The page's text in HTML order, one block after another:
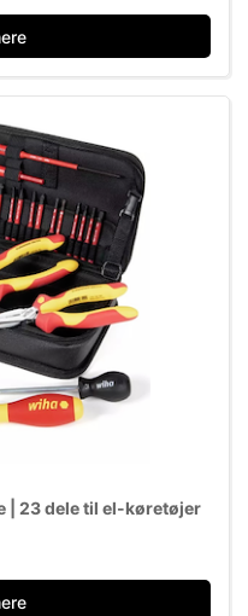
23 dele til el-køretøjer